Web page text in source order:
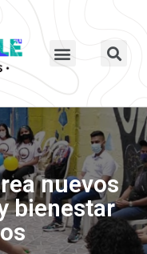
nuevos
bienestar